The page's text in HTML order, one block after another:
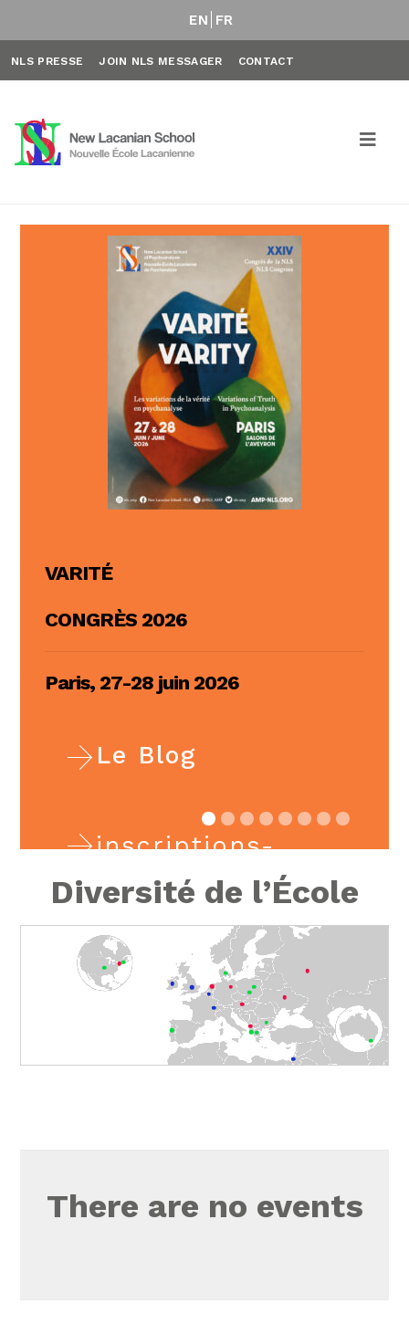
EN FR
NLS PRESSE JOIN NLS MESSAGER CONTACT
VARITÉ
CONGRÈS 2026
Paris, 27-28 juin 2026
Le Blog
inscriptions-
Registrations
OF THE SCHOOL
Le sujet supposé savoir dans le
contrôle / The Subject Supposed
to Know in Supervision
Videoconference
inscriptions-
Registrations
Diversité de l’École
There are no events